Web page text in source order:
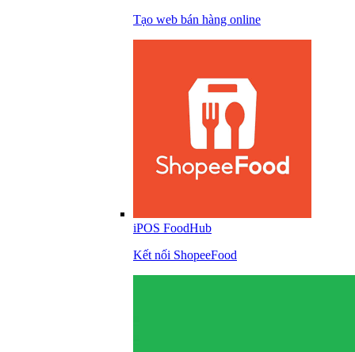
Tạo web bán hàng online
iPOS FoodHub
Kết nối ShopeeFood